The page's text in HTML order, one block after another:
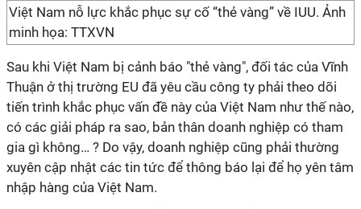
Việt Nam nỗ lực khắc phục sự cố “thẻ vàng” về IUU. Ảnh
minh họa: TTXVN
Sau khi Việt Nam bị cảnh báo "thẻ vàng", đối tác của Vĩnh
Thuận ở thị trường EU đã yêu cầu công ty phải theo dõi
tiến trình khắc phục vấn đề này của Việt Nam như thế nào,
có các giải pháp ra sao, bản thân doanh nghiệp có tham
gia gì không… ? Do vậy, doanh nghiệp cũng phải thường
xuyên cập nhật các tin tức để thông báo lại để họ yên tâm
nhập hàng của Việt Nam.